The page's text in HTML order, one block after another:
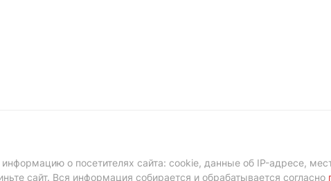
о посетителях сайта: cookie, данные об IP-адресе,
сайт. Вся информация собирается и обрабатывается согласно